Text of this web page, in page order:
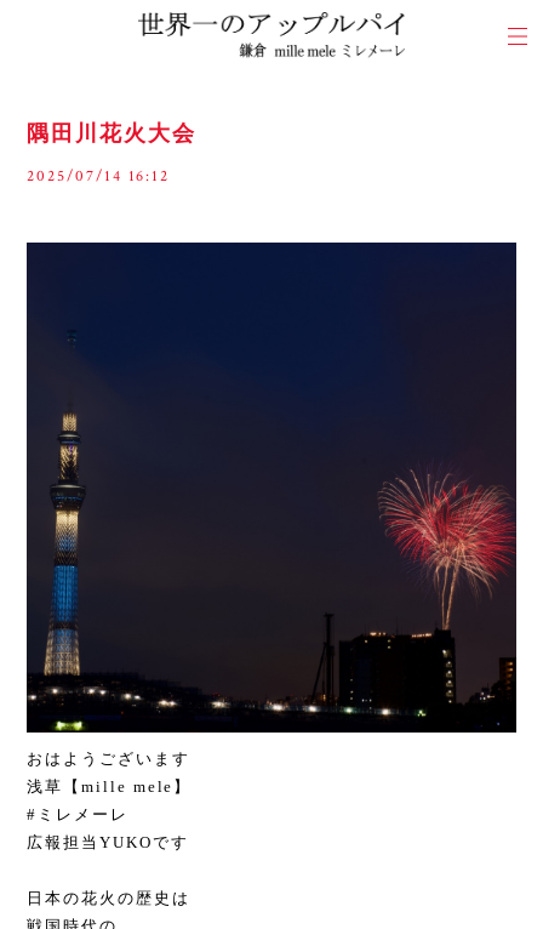
隅田川花火大会
2025/07/14 16:12
おはようございます
浅草【mille mele】
#ミレメーレ
広報担当YUKOです
日本の花火の歴史は